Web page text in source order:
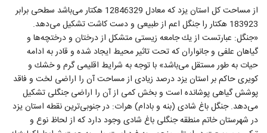
از مساحت كل استان یزد كه معادل 12846329 هكتار می‌باشد سطحی برابر
183923 هكتار را جنگل اعم از طبیعی و دست كاشت تشكیل می‌دهد.
«جنگل: عبارتست از یك جامعه زیستی متشكل از درختان و درختچه‌ها و
گیاهان علفی و جانواران كه تحت تاثیر محیط ایجاد شده و قادر به ادامه
حیات به طور مستقل می‌باشد» با توجه به شرایط اقلیمی گرم و خشك و
كویری حاكم بر استان یزد درصد زیادی از مساحت آن را اراضی لخت و فاقد
پوشش گیاهی پوشانده است و بخش كمی از آن را اراضی جنگلی تشكیل
می‌دهد. جنگل باغ شادی (بنه و بادام) هرات: در جنوبی‌ترین نقطه استان یزد
در شهرستان خاتم منطقه جنگلی باغ شادی وجود دارد كه از لحاظ نوع و